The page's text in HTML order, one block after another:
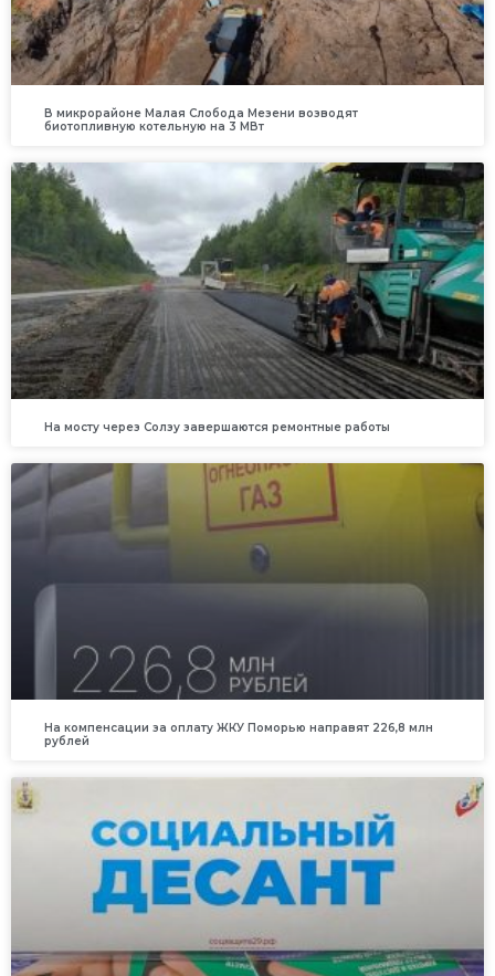
В микрорайоне Малая Слобода Мезени возводят
биотопливную котельную на 3 МВт
На мосту через Солзу завершаются ремонтные работы
На компенсации за оплату ЖКУ Поморью направят 226,8 млн
рублей